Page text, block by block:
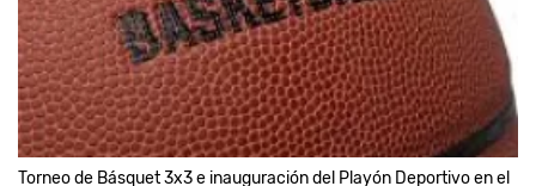
Torneo de Básquet 3x3 e inauguración del Playón Deportivo en el